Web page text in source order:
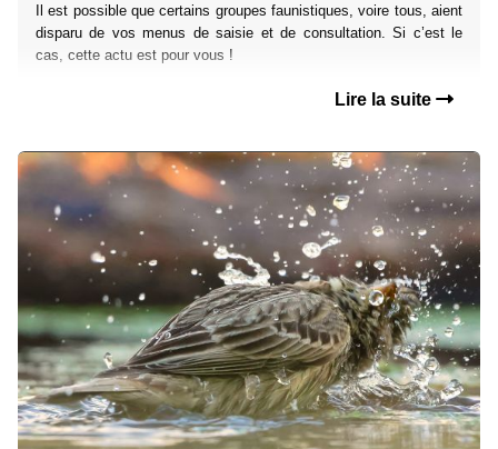
Il est possible que certains groupes faunistiques, voire tous, aient
disparu de vos menus de saisie et de consultation. Si c’est le
cas, cette actu est pour vous !
Lire la suite